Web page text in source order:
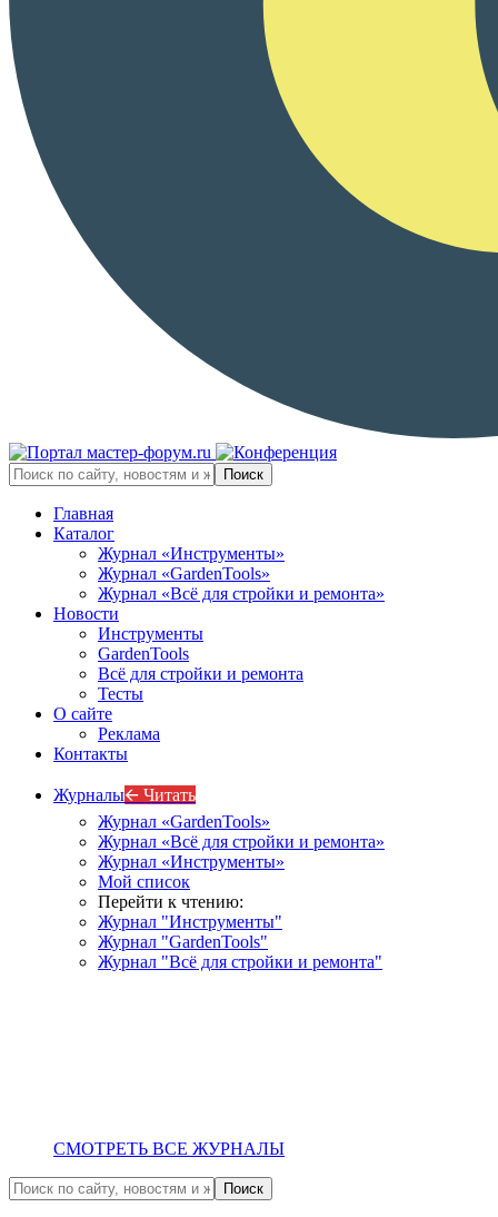
Главная
Каталог
Журнал «Инструменты»
Журнал «GardenTools»
Журнал «Всё для стройки и ремонта»
Новости
Инструменты
GardenTools
Всё для стройки и ремонта
Тесты
О сайте
Реклама
Контакты
Журналы🡨 Читать
Журнал «GardenTools»
Журнал «Всё для стройки и ремонта»
Журнал «Инструменты»
Мой список
Перейти к чтению:
Журнал "Инструменты"
Журнал "GardenTools"
Журнал "Всё для стройки и ремонта"
СМОТРЕТЬ ВСЕ ЖУРНАЛЫ